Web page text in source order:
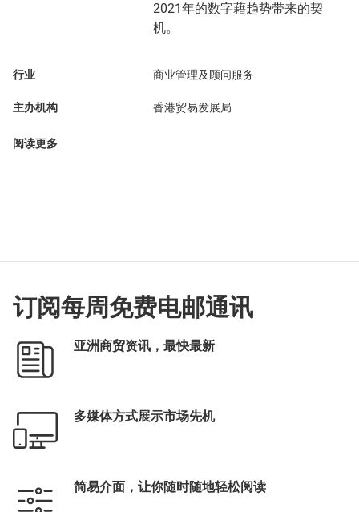
2021年的数字藉趋势带来的契
机。
行业 商业管理及顾问服务
主办机构 香港贸易发展局
阅读更多
订阅每周免费电邮通讯
亚洲商贸资讯，最快最新
多媒体方式展示市场先机
简易介面，让你随时随地轻松阅读